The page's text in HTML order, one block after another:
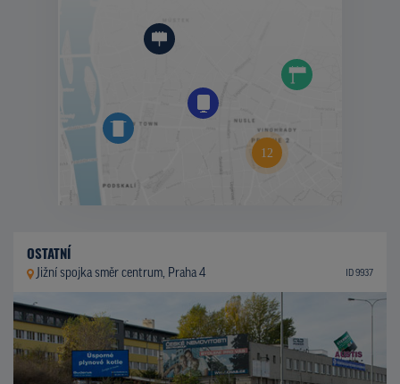
OSTATNÍ
Jižní spojka směr centrum, Praha 4 ID 9937